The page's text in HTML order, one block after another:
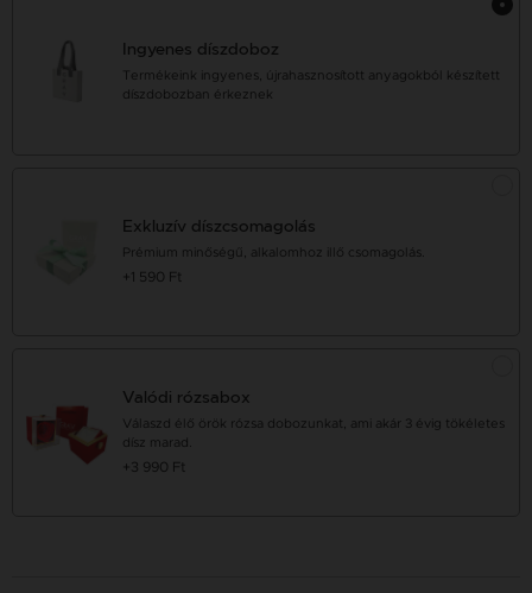
Ingyenes díszdoboz
Termékeink ingyenes, újrahasznosított anyagokból készített
díszdobozban érkeznek
Exkluzív díszcsomagolás
Prémium minőségű, alkalomhoz illő csomagolás.
+1 590 Ft
Valódi rózsabox
Válaszd élő örök rózsa dobozunkat, ami akár 3 évig tökéletes
dísz marad.
+3 990 Ft